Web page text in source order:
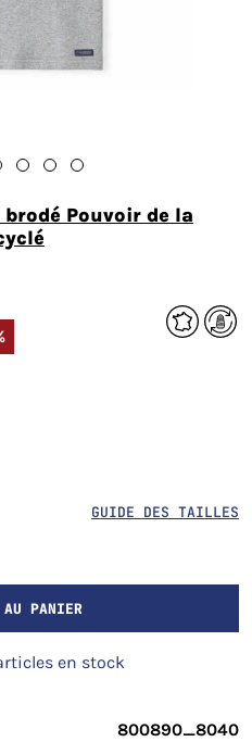
GUIDE DES TAILLES
AU PANIER
en stock
800890_8040